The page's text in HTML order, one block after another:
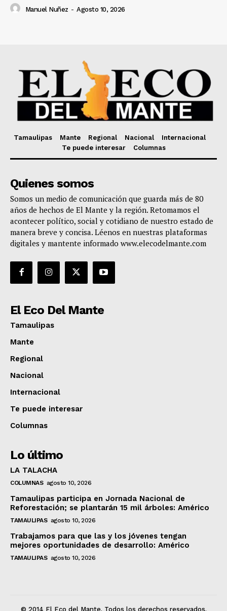
Manuel Nuñez - Agosto 10, 2026
Tamaulipas Mante Regional Nacional
Internacional
Te puede interesar
Columnas
Quienes somos
Somos un medio de comunicación que guarda más de 80
años de hechos de El Mante y la región. Retomamos el
acontecer político, social y cotidiano de nuestro estado de
manera breve y concisa. Léenos en nuestras plataformas
digitales y mantente informado www.elecodelmante.com
El Eco Del Mante
Tamaulipas
Mante
Regional
Nacional
Internacional
Te puede interesar
Columnas
Lo último
LA TALACHA
COLUMNAS agosto 10, 2026
Tamaulipas participa en Jornada Nacional de
Reforestación; se plantarán 15 mil árboles: Américo
TAMAULIPAS agosto 10, 2026
Trabajamos para que las y los jóvenes tengan
mejores oportunidades de desarrollo: Américo
TAMAULIPAS agosto 10, 2026
© 2014 El Eco del Mante. Todos los derechos reservados.